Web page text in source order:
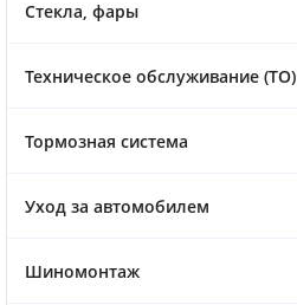
Стекла, фары
Техническое обслуживание (ТО)
Тормозная система
Уход за автомобилем
Шиномонтаж